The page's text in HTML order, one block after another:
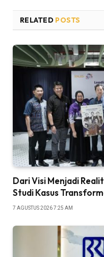
RELATED POSTS
Dari Visi Menjadi
Studi Kasus
7 AGUSTUS 2026 7:25 AM